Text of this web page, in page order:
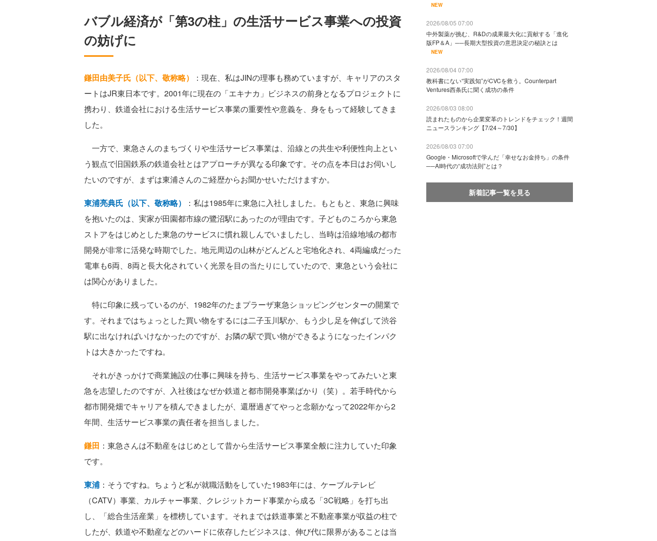
バブル経済が「第3の柱」の生活サービス事業への投資
の妨げに
鎌田由美子氏（以下、敬称略）
：現在、私はJINの理事も務めていますが、キャリアのスタ
ートはJR東日本です。2001年に現在の「エキナカ」ビジネスの前身となるプロジェクトに
携わり、鉄道会社における生活サービス事業の重要性や意義を、身をもって経験してきま
した。
一方で、東急さんのまちづくりや生活サービス事業は、沿線との共生や利便性向上とい
う観点で旧国鉄系の鉄道会社とはアプローチが異なる印象です。その点を本日はお伺いし
たいのですが、まずは東浦さんのご経歴からお聞かせいただけますか。
東浦亮典氏（以下、敬称略）
：私は1985年に東急に入社しました。もともと、東急に興味
を抱いたのは、実家が田園都市線の鷺沼駅にあったのが理由です。子どものころから東急
ストアをはじめとした東急のサービスに慣れ親しんでいましたし、当時は沿線地域の都市
開発が非常に活発な時期でした。地元周辺の山林がどんどんと宅地化され、4両編成だった
電車も6両、8両と長大化されていく光景を目の当たりにしていたので、東急という会社に
は関心がありました。
特に印象に残っているのが、1982年のたまプラーザ東急ショッピングセンターの開業で
す。それまではちょっとした買い物をするには二子玉川駅か、もう少し足を伸ばして渋谷
駅に出なければいけなかったのですが、お隣の駅で買い物ができるようになったインパク
トは大きかったですね。
それがきっかけで商業施設の仕事に興味を持ち、生活サービス事業をやってみたいと東
急を志望したのですが、入社後はなぜか鉄道と都市開発事業ばかり（笑）。若手時代から
都市開発畑でキャリアを積んできましたが、還暦過ぎてやっと念願かなって2022年から2
年間、生活サービス事業の責任者を担当しました。
鎌田 ：東急さんは不動産をはじめとして昔から生活サービス事業全般に注力していた印象
です。
東浦 ：そうですね。ちょうど私が就職活動をしていた1983年には、ケーブルテレビ
（CATV）事業、カルチャー事業、クレジットカード事業から成る「3C戦略」を打ち出
し、「総合生活産業」を標榜しています。それまでは鉄道事業と不動産事業が収益の柱で
したが、鉄道や不動産などのハードに依存したビジネスは、伸び代に限界があることは当
NEW
2026/08/05 07:00
中外製薬が挑む、R&Dの成果最大化に貢献する「進化
版FP＆A」──長期大型投資の意思決定の秘訣とは
NEW
2026/08/04 07:00
教科書にない“実践知”がCVCを救う。Counterpart
Ventures西条氏に聞く成功の条件
2026/08/03 08:00
読まれたものから企業変革のトレンドをチェック！週間
ニュースランキング【7/24～7/30】
2026/08/03 07:00
Google・Microsoftで学んだ「幸せなお金持ち」の条件
──AI時代の“成功法則”とは？
新着記事一覧を見る